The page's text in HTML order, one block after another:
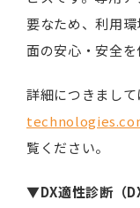
要なため、利用
面の安心・安全を
詳細につきまして
覧ください。
▼DX適性診断（